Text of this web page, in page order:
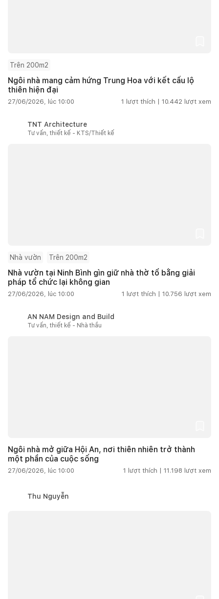
Trên 200m2
Ngôi nhà mang cảm hứng Trung Hoa với kết cấu lộ
thiên hiện đại
27/06/2026, lúc 10:00 1 lượt thích | 10.442 lượt xem
TNT Architecture
Tư vấn, thiết kế - KTS/Thiết kế
Nhà vườn Trên 200m2
Nhà vườn tại Ninh Bình gìn giữ nhà thờ tổ bằng giải
pháp tổ chức lại không gian
27/06/2026, lúc 10:00 1 lượt thích | 10.756 lượt xem
AN NAM Design and Build
Tư vấn, thiết kế - Nhà thầu
Ngôi nhà mở giữa Hội An, nơi thiên nhiên trở thành
một phần của cuộc sống
27/06/2026, lúc 10:00 1 lượt thích | 11.198 lượt xem
Thu Nguyễn